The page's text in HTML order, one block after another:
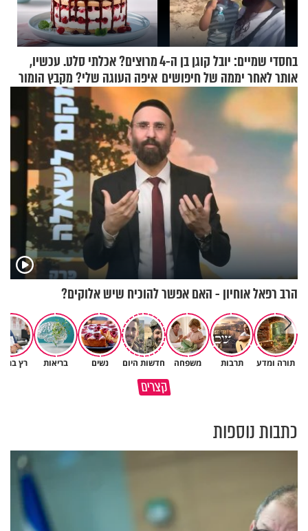
בחסדי שמיים: יובל קוגן בן ה-4
אותר לאחר יממה של חיפושים
מרוצים? אכלתי סלט. עכשיו,
איפה העוגה שלי? מקבץ הומור
כייפי מספר 1
הרב רפאל אוחיון - האם אפשר להוכיח שיש אלוקים?
תורה ומדע תרבות משפחה חדשות היום נשים בריאות רץ
קצרים
כל אחד מאיתנו הוא עולם ומלואו
למה אנחנו לא רואים את
כתבות נוספות